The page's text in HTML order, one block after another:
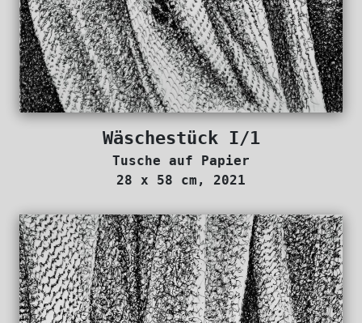
Wäschestück I/1
Tusche auf Papier
28 x 58 cm, 2021